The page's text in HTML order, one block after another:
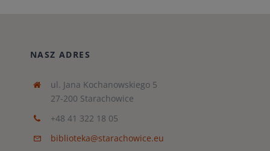
NASZ ADRES
ul. Jana Kochanowskiego 5
27-200 Starachowice
+48 41 322 18 05
biblioteka@starachowice.eu